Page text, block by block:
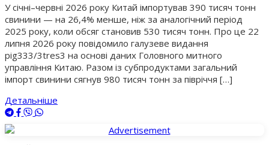
У січні–червні 2026 року Китай імпортував 390 тисяч тонн
свинини — на 26,4% менше, ніж за аналогічний період
2025 року, коли обсяг становив 530 тисяч тонн. Про це 22
липня 2026 року повідомило галузеве видання
pig333/3tres3 на основі даних Головного митного
управління Китаю. Разом із субпродуктами загальний
імпорт свинини сягнув 980 тисяч тонн за півріччя […]
Детальніше